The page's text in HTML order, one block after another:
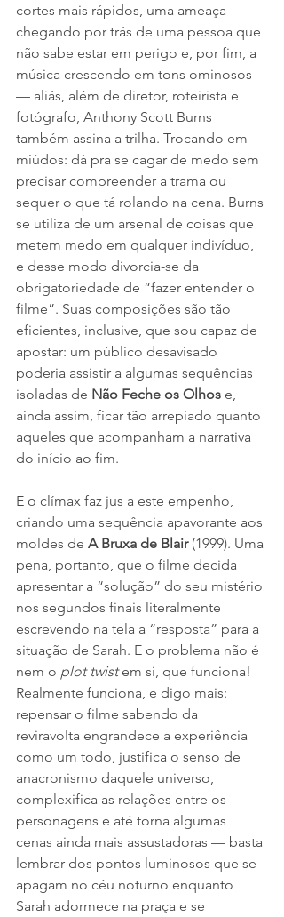
cortes mais rápidos, uma ameaça
chegando por trás de uma pessoa que
não sabe estar em perigo e, por fim, a
música crescendo em tons ominosos
— aliás, além de diretor, roteirista e
fotógrafo, Anthony Scott Burns
também assina a trilha. Trocando em
miúdos: dá pra se cagar de medo sem
precisar compreender a trama ou
sequer o que tá rolando na cena. Burns
se utiliza de um arsenal de coisas que
metem medo em qualquer indivíduo,
e desse modo divorcia-se da
obrigatoriedade de “fazer entender o
filme”. Suas composições são tão
eficientes, inclusive, que sou capaz de
apostar: um público desavisado
poderia assistir a algumas sequências
isoladas de Não Feche os Olhos e,
ainda assim, ficar tão arrepiado quanto
aqueles que acompanham a narrativa
do início ao fim.
E o clímax faz jus a este empenho,
criando uma sequência apavorante aos
moldes de A Bruxa de Blair (1999). Uma
pena, portanto, que o filme decida
apresentar a “solução” do seu mistério
nos segundos finais literalmente
escrevendo na tela a “resposta” para a
situação de Sarah. E o problema não é
nem o plot twist em si, que funciona!
Realmente funciona, e digo mais:
repensar o filme sabendo da
reviravolta engrandece a experiência
como um todo, justifica o senso de
anacronismo daquele universo,
complexifica as relações entre os
personagens e até torna algumas
cenas ainda mais assustadoras — basta
lembrar dos pontos luminosos que se
apagam no céu noturno enquanto
Sarah adormece na praça e se